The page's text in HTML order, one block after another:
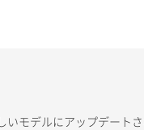
いモデルにアップデート